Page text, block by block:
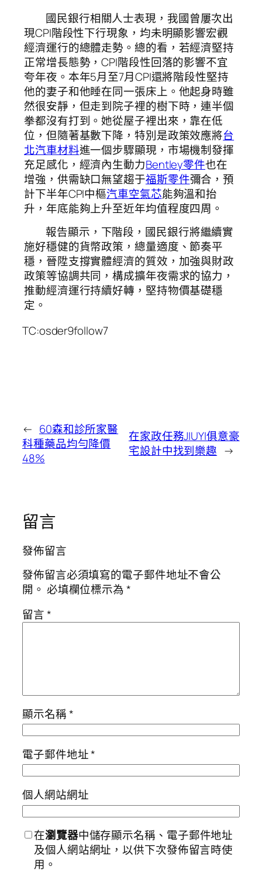
國民銀行相關人士表現，我國曾屢次出
現CPI階段性下行現象，均未明顯影響宏觀
經濟運行的總體走勢。總的看，若經濟堅持
正常增長態勢，CPI階段性回落的影響不宜
夸年夜。本年5月至7月CPI還將階段性堅持
他的妻子和他睡在同一張床上。他起身時雖
然很安靜，但走到院子裡的樹下時，連半個
拳都沒有打到。她從屋子裡出來，靠在低
位，但隨著基數下降，特別是政策效應將台
北汽車材料進一個步驟顯現，市場機制發揮
充足感化，經濟內生動力Bentley零件也在
增強，供需缺口無望趨于福斯零件彌合，預
計下半年CPI中樞汽車空氣芯能夠溫和抬
升，年底能夠上升至近年均值程度四周。
報告顯示，下階段，國民銀行將繼續實
施好穩健的貨幣政策，總量適度、節奏平
穩，晉陞支撐實體經濟的質效，加強與財政
政策等協調共同，構成擴年夜需求的協力，
推動經濟運行持續好轉，堅持物價基礎穩
定。
TC:osder9follow7
← 60森和診所家醫
科種藥品均勻降價
48%
在家政任務JIUYI俱意豪
宅設計中找到樂趣 →
留言
發佈留言
發佈留言必須填寫的電子郵件地址不會公
開。 必填欄位標示為*
留言*
顯示名稱*
電子郵件地址*
個人網站網址
在瀏覽器中儲存顯示名稱、電子郵件地址
及個人網站網址，以供下次發佈留言時使
用。